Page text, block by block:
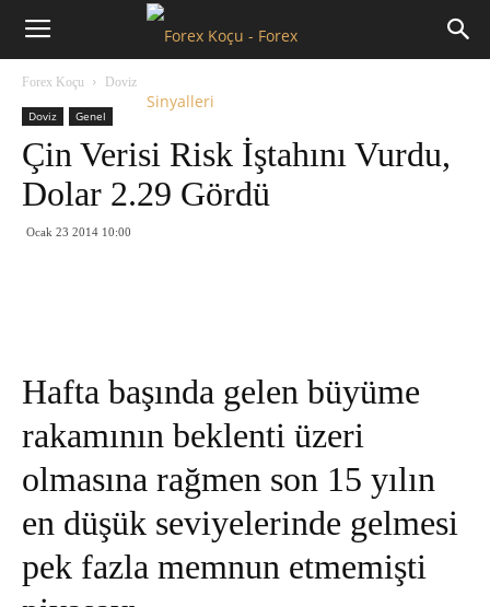
Forex
Forex Koçu Doviz
Doviz Genel
Çin Verisi Risk İştahını Vurdu,
Dolar 2.29 Gördü
Ocak 23 2014 10:00
Hafta başında gelen büyüme
rakamının beklenti üzeri
olmasına rağmen son 15 yılın
en düşük seviyelerinde gelmesi
pek fazla memnun etmemişti